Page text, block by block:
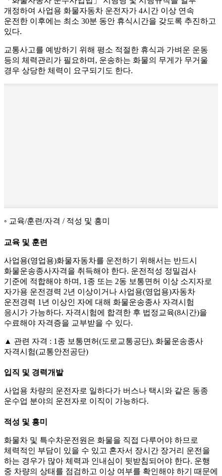
개정하여 사업용 화물자동차 운전자가 4시간 이상 연속
운전한 이후에는 최소 30분 동안 휴식시간을 갖도록 추진하고
있다.
교통사고를 예방하기 위해 평소 적절한 휴식과 가벼운 운동
등의 체력관리가 필요하며, 운송하는 화물의 무게가 무거울
경우 상당한 체력이 요구되기도 한다.
교육/훈련/자격 / 적성 및 흥미
교육 및 훈련
사업용(영업용)화물자동차를 운전하기 위해서는 반드시
화물운송종사자격을 취득해야 한다. 운전적성 정밀검사
기준에 적합해야 하며, 1종 또는 2동 보통면허 이상 소지자로
자가용 운전경력 2년 이상이거나 사업용(영업용)자동차
운전경력 1년 이상인 자에 대해 화물운송종사 자격시험
응시가 가능하다. 자격시험에 합격한 후 법정교육(8시간)을
수료해야 자격증을 교부받을 수 있다.
▲ 관련 자격 : 1종 보통면허(도로교통공단), 화물운송종사
자격시험(교통안전공단)
입직 및 경력개발
사업용 차량의 운전자로 일하다가 버스나 택시와 같은 동종
운수업 분야의 운전자로 이직이 가능하다.
적성 및 흥미
화물차 및 특수차운전원은 화물을 직접 다루어야 하므로
체력적인 부담이 있을 수 있고 혼자서 장시간 장거리 운전을
하는 경우가 많아 체력과 인내심이 뒷받침되어야 한다. 운행
중 차량의 상태를 점검하고 이상 여부를 확인해야 하기 때문에